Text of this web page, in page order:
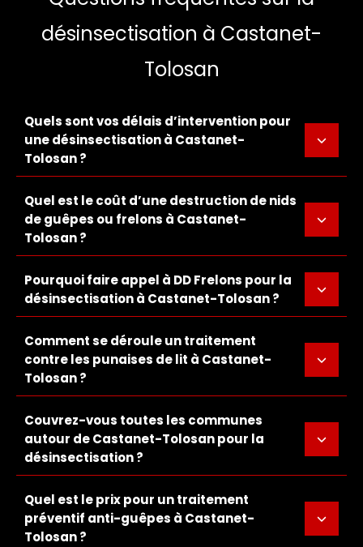
désinsectisation à Castanet-
Tolosan
Quels sont vos délais d’intervention pour
une désinsectisation à Castanet-
Tolosan ?
Quel est le coût d’une destruction de nids
de guêpes ou frelons à Castanet-
Tolosan ?
Pourquoi faire appel à DD Frelons pour la
désinsectisation à Castanet-Tolosan ?
Comment se déroule un traitement
contre les punaises de lit à Castanet-
Tolosan ?
Couvrez-vous toutes les communes
autour de Castanet-Tolosan pour la
désinsectisation ?
Quel est le prix pour un traitement
préventif anti-guêpes à Castanet-
Tolosan ?